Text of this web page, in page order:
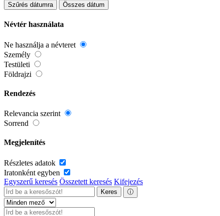
Szűrés dátumra Összes dátum
Névtér használata
Ne használja a névteret
Személy
Testületi
Földrajzi
Rendezés
Relevancia szerint
Sorrend
Megjelenítés
Részletes adatok
Iratonként egyben
Egyszerű keresés Összetett keresés Kifejezés
Keres ⓘ